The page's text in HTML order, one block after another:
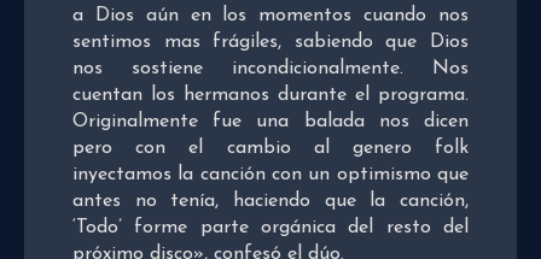
a Dios aún en los momentos cuando nos
sentimos mas frágiles, sabiendo que Dios
nos sostiene incondicionalmente. Nos
cuentan los hermanos durante el programa.
Originalmente fue una balada nos dicen
pero con el cambio al genero folk
inyectamos la canción con un optimismo que
antes no tenía, haciendo que la canción,
‘Todo’ forme parte orgánica del resto del
próximo disco», confesó el dúo.